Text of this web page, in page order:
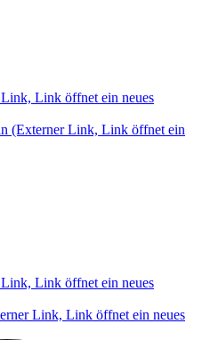
Link öffnet ein neues
(Externer Link, Link öffnet ein
Link öffnet ein neues
Link, Link öffnet ein neues